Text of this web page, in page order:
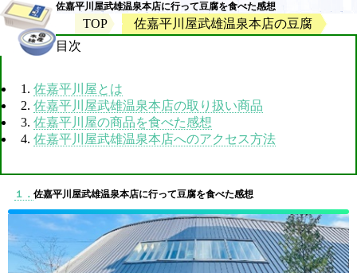
佐嘉平川屋武雄温泉本店に行って豆腐を食べた感想
TOP
佐嘉平川屋武雄温泉本店の豆腐
目次
1. 佐嘉平川屋とは
2. 佐嘉平川屋武雄温泉本店の取り扱い商品
3. 佐嘉平川屋の商品を食べた感想
4. 佐嘉平川屋武雄温泉本店へのアクセス方法
１． 佐嘉平川屋武雄温泉本店に行って豆腐を食べた感想